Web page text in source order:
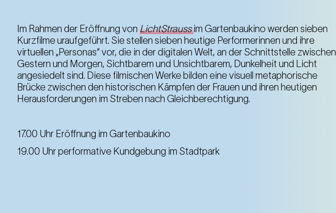
Im Rahmen der Eröffnung von LichtStrauss im Gartenbaukino werden sieben
Kurzfilme uraufgeführt. Sie stellen sieben heutige Performerinnen und ihre
virtuellen „Personas“ vor, die in der digitalen Welt, an der Schnittstelle zwischen
Gestern und Morgen, Sichtbarem und Unsichtbarem, Dunkelheit und Licht
angesiedelt sind. Diese filmischen Werke bilden eine visuell metaphorische
Brücke zwischen den historischen Kämpfen der Frauen und ihren heutigen
Herausforderungen im Streben nach Gleichberechtigung.
17.00 Uhr Eröffnung im Gartenbaukino
19.00 Uhr performative Kundgebung im Stadtpark